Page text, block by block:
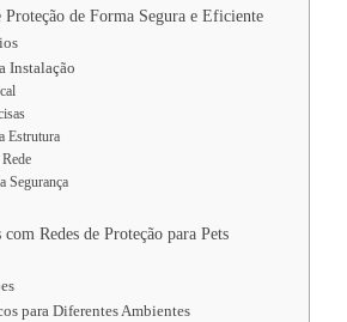
Proteção de Forma Segura e Eficiente
Instalação
Estrutura
Segurança
Redes de Proteção para Pets
para Diferentes Ambientes